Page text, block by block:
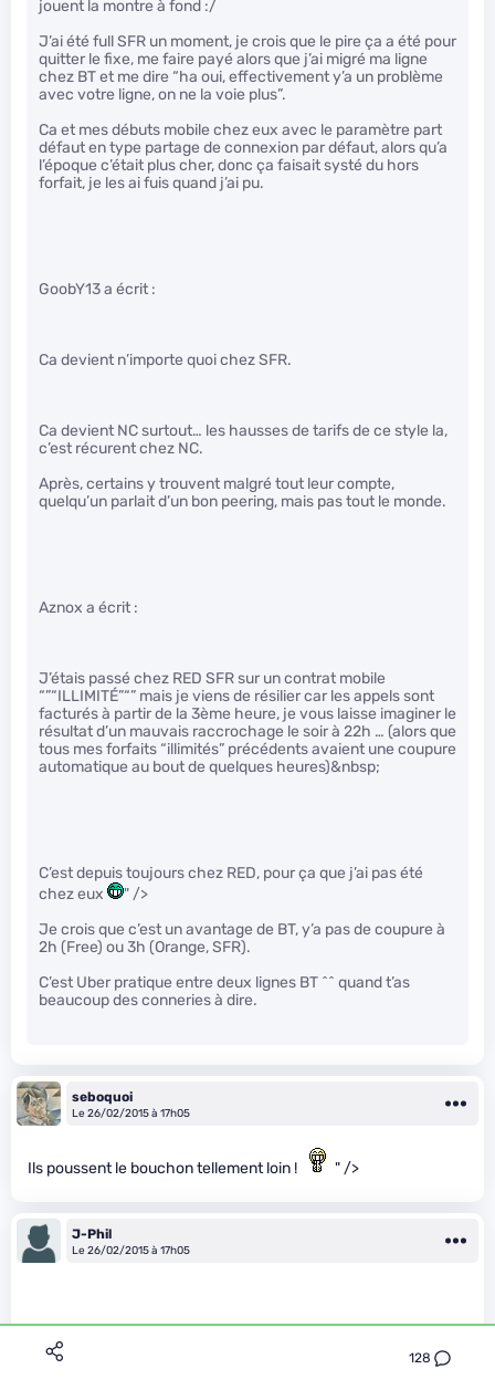
128
jouent la montre à fond :/
J’ai été full SFR un moment, je crois que le pire ça a été pour
quitter le fixe, me faire payé alors que j’ai migré ma ligne
chez BT et me dire “ha oui, effectivement y’a un problème
avec votre ligne, on ne la voie plus”.
Ca et mes débuts mobile chez eux avec le paramètre part
défaut en type partage de connexion par défaut, alors qu’a
l’époque c’était plus cher, donc ça faisait systé du hors
forfait, je les ai fuis quand j’ai pu.
GoobY13 a écrit :
Ca devient n’importe quoi chez SFR.
Ca devient NC surtout… les hausses de tarifs de ce style la,
c’est récurent chez NC.
Après, certains y trouvent malgré tout leur compte,
quelqu’un parlait d’un bon peering, mais pas tout le monde.
Aznox a écrit :
J’étais passé chez RED SFR sur un contrat mobile
“”“ILLIMITÉ”“” mais je viens de résilier car les appels sont
facturés à partir de la 3ème heure, je vous laisse imaginer le
résultat d’un mauvais raccrochage le soir à 22h … (alors que
tous mes forfaits “illimités” précédents avaient une coupure
automatique au bout de quelques heures)&nbsp;
C’est depuis toujours chez RED, pour ça que j’ai pas été
chez eux
" />
Je crois que c’est un avantage de BT, y’a pas de coupure à
2h (Free) ou 3h (Orange, SFR).
C’est Uber pratique entre deux lignes BT ^^ quand t’as
beaucoup des conneries à dire.
seboquoi
Le 26/02/2015 à 17h05
Ils poussent le bouchon tellement loin ! " />
J-Phil
Le 26/02/2015 à 17h05